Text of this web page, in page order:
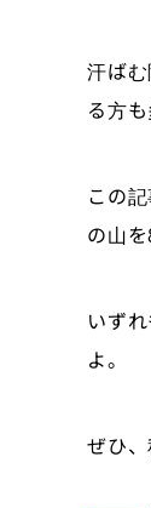
汗ば
る方
この
の山を
いず
よ。
ぜひ